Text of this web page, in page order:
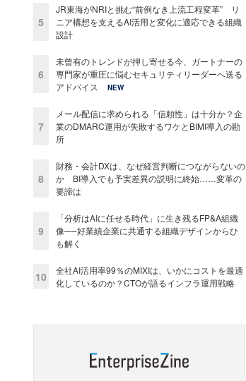
5
JR東海がNRIと挑む“前例なき上流工程変革” リ
ニア構想を支えるAI活用と変化に適応できる組織
設計
6
未曾有のトレンドが押し寄せる今、ガートナーの
専門家が重圧に悩むセキュリティリーダーへ送る
アドバイス
NEW
7
メール配信に求められる「信頼性」は十分か？企
業のDMARC運用が失敗するワケとBIMI導入の勘
所
8
財務・会計DXは、なぜ経営判断につながらないの
か BI導入でも予実差異の説明に終始……変革の
要諦は
9
「分析はAIに任せる時代」に生き残るFP&A組織
像──好業績企業に共通する組織デザインからひ
も解く
10
全社AI活用率99％のMIXIは、いかにコストを最適
化しているのか？CTOが語るインフラ運用戦略